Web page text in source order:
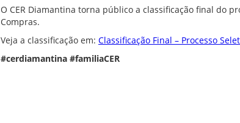
de
Toxina
O CER Diamantina torna público a classificação final do
Compras.
Veja a classificação em: Classificação Final – Processo
#cerdiamantina #familiaCER